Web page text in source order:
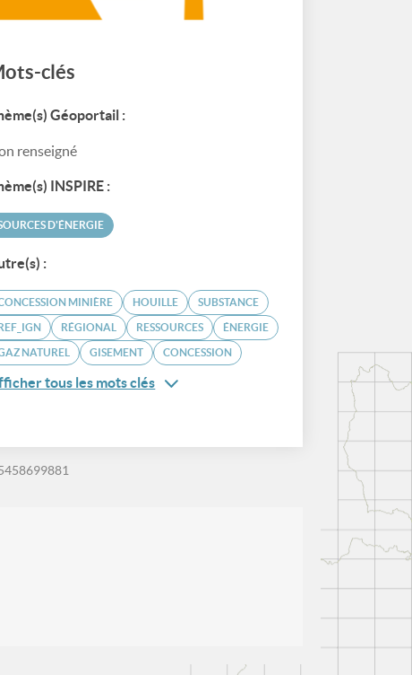
clés
Géoportail :
renseigné
INSPIRE :
D'ÉNERGIE
:
MINIÈRE HOUILLE SUBSTANCE
RÉGIONAL RESSOURCES ÉNERGIE
NATUREL GISEMENT CONCESSION
tous les mots clés